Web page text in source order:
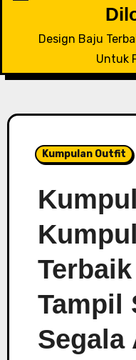
Design Baju
Untuk
Kumpulan Outfit
Tampil
Segala